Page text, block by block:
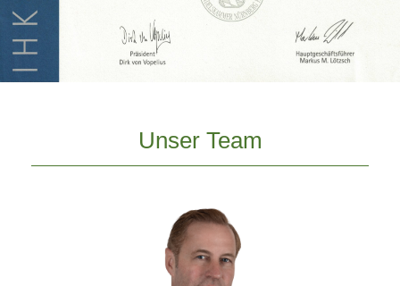
Unser Team